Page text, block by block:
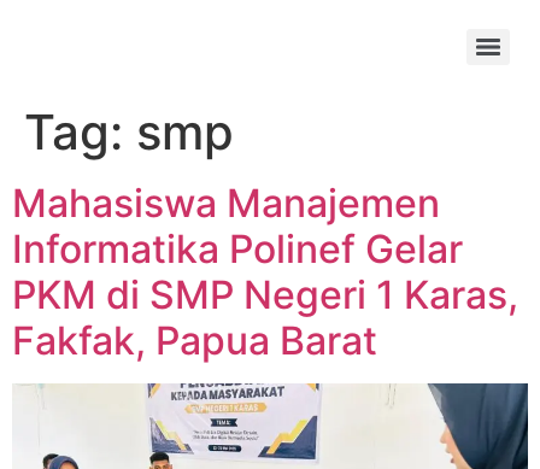
Tag: smp
Mahasiswa Manajemen
Informatika Polinef Gelar
PKM di SMP Negeri 1 Karas,
Fakfak, Papua Barat